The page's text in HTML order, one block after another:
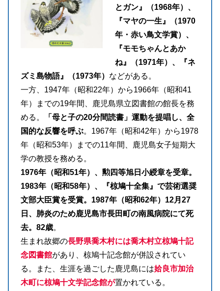
とガン』（1968年）、
『マヤの一生』（1970
年・赤い鳥文学賞）、
『モモちゃんとあか
ね』（1971年）、『ネ
ズミ島物語』（1973年） などがある。
一方、1947年（昭和22年）から1966年（昭和41
年）までの19年間、鹿児島県立図書館の館長を務
める。
「母と子の20分間読書」運動を提唱し、全
国的な反響を呼ぶ。1967年（昭和42年）から1978
年（昭和53年）までの11年間、鹿児島女子短期大
学の教授を務める。
1976年（昭和51年）、勲四等旭日小綬章を受章。
1983年（昭和58年）、『椋鳩十全集』で芸術選奨
文部大臣賞を受賞。1987年（昭和62年）12月27
日、肺炎のため鹿児島市長田町の南風病院にて死
去。82歳。
生まれ故郷の長野県喬木村には喬木村立椋鳩十記
念図書館があり、椋鳩十記念館が併設されてい
る。また、生涯を過ごした鹿児島には姶良市加治
木町に椋鳩十文学記念館が置かれている。